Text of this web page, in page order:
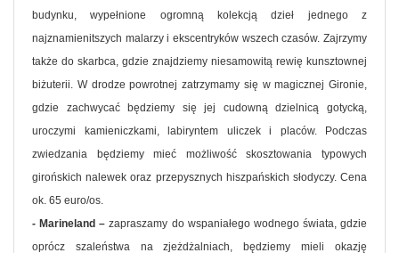
budynku, wypełnione ogromną kolekcją dzieł jednego z
najznamienitszych malarzy i ekscentryków wszech czasów. Zajrzymy
także do skarbca, gdzie znajdziemy niesamowitą rewię kunsztownej
biżuterii. W drodze powrotnej zatrzymamy się w magicznej Gironie,
gdzie zachwycać będziemy się jej cudowną dzielnicą gotycką,
uroczymi kamieniczkami, labiryntem uliczek i placów. Podczas
zwiedzania będziemy mieć możliwość skosztowania typowych
girońskich nalewek oraz przepysznych hiszpańskich słodyczy. Cena
ok. 65 euro/os.
- Marineland – zapraszamy do wspaniałego wodnego świata, gdzie
oprócz szaleństwa na zjeżdżalniach, będziemy mieli okazję